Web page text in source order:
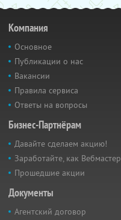
Компания
Основное
Публикации о нас
Вакансии
Правила сервиса
Ответы на вопросы
Бизнес-Партнёрам
Давайте сделаем акцию!
Заработайте, как Вебмастер
Прошедшие акции
Документы
Агентский договор